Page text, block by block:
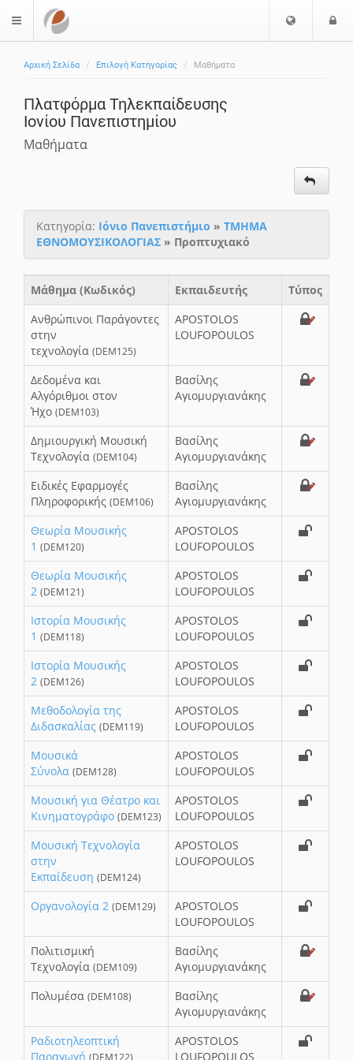
$langMenu
ώ
σ
σ
Αρχική Σελίδα Επιλογή Κατηγορίας Μαθήματα
Πλατφόρμα Τηλεκπαίδευσης
Ιονίου Πανεπιστημίου
Μαθήματα
Κατηγορία: Ιόνιο Πανεπιστήμιο » ΤΜΗΜΑ
ΕΘΝΟΜΟΥΣΙΚΟΛΟΓΙΑΣ » Προπτυχιακό
Μάθημα (Κωδικός) Εκπαιδευτής
Τύπος
Ανθρώπινοι Παράγοντες
στην
τεχνολογία (DEM125)
APOSTOLOS
LOUFOPOULOS
Δεδομένα και
Αλγόριθμοι στον
Ήχο (DEM103)
Βασίλης
Αγιομυργιανάκης
Δημιουργική Μουσική
Τεχνολογία (DEM104)
Βασίλης
Αγιομυργιανάκης
Ειδικές Εφαρμογές
Πληροφορικής (DEM106)
Βασίλης
Αγιομυργιανάκης
Θεωρία Μουσικής
1 (DEM120)
APOSTOLOS
LOUFOPOULOS
Θεωρία Μουσικής
2 (DEM121)
APOSTOLOS
LOUFOPOULOS
Ιστορία Μουσικής
1 (DEM118)
APOSTOLOS
LOUFOPOULOS
Ιστορία Μουσικής
2 (DEM126)
APOSTOLOS
LOUFOPOULOS
Μεθοδολογία της
Διδασκαλίας (DEM119)
APOSTOLOS
LOUFOPOULOS
Μουσικά
Σύνολα (DEM128)
APOSTOLOS
LOUFOPOULOS
Μουσική για Θέατρο και
Κινηματογράφο (DEM123)
APOSTOLOS
LOUFOPOULOS
Μουσική Τεχνολογία
στην
Εκπαίδευση (DEM124)
APOSTOLOS
LOUFOPOULOS
Οργανολογία 2 (DEM129)
APOSTOLOS
LOUFOPOULOS
Πολιτισμική
Τεχνολογία (DEM109)
Βασίλης
Αγιομυργιανάκης
Πολυμέσα (DEM108)
Βασίλης
Αγιομυργιανάκης
Ραδιοτηλεοπτική
Παραγωγή (DEM122)
APOSTOLOS
LOUFOPOULOS